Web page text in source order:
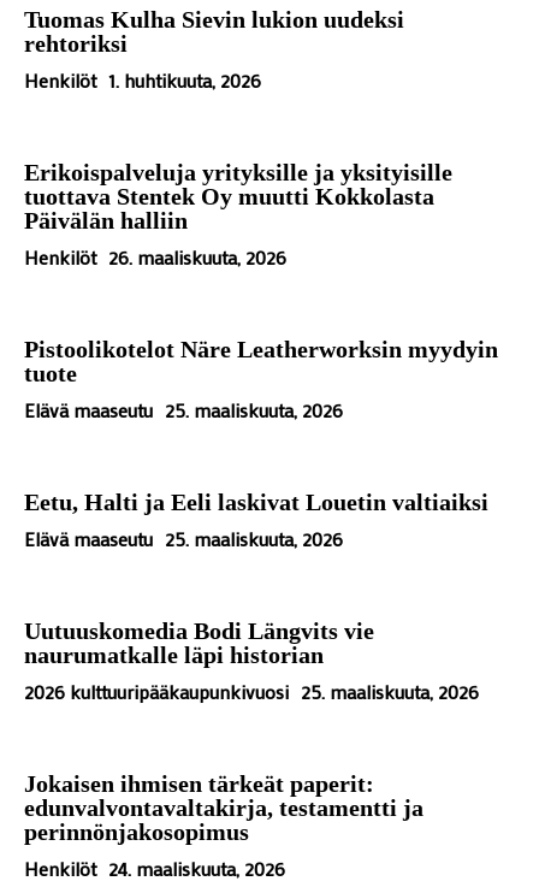
Tuomas Kulha Sievin lukion uudeksi
rehtoriksi
Henkilöt 1. huhtikuuta, 2026
Erikoispalveluja yrityksille ja yksityisille
tuottava Stentek Oy muutti Kokkolasta
Päivälän halliin
Henkilöt 26. maaliskuuta, 2026
Pistoolikotelot Näre Leatherworksin myydyin
tuote
Elävä maaseutu 25. maaliskuuta, 2026
Eetu, Halti ja Eeli laskivat Louetin valtiaiksi
Elävä maaseutu 25. maaliskuuta, 2026
Uutuuskomedia Bodi Längvits vie
naurumatkalle läpi historian
2026 kulttuuripääkaupunkivuosi 25. maaliskuuta, 2026
Jokaisen ihmisen tärkeät paperit:
edunvalvontavaltakirja, testamentti ja
perinnönjakosopimus
Henkilöt 24. maaliskuuta, 2026